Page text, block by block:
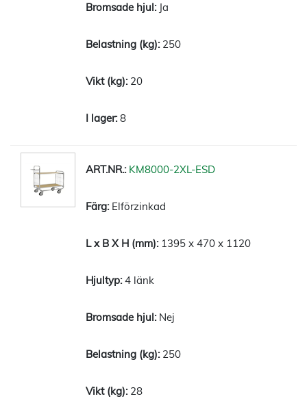
Ja
250
20
8
KM8000-2XL-ESD
Elförzinkad
1395 x 470 x 1120
4 länk
Nej
250
28